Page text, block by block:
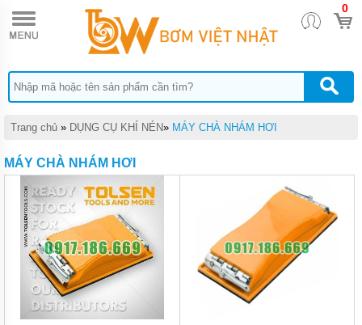
0
TRANG
CHỦ
CỤ
THỦY
LỰC
DỤNG
KHÍ
NÉN
DỤNG
CẦM
TAY
THIẾT
CHÂN
KHÔNG
Trang chủ » DỤNG CỤ KHÍ NÉN» MÁY CHÀ NHÁM HƠI
MÁY CHÀ NHÁM HƠI